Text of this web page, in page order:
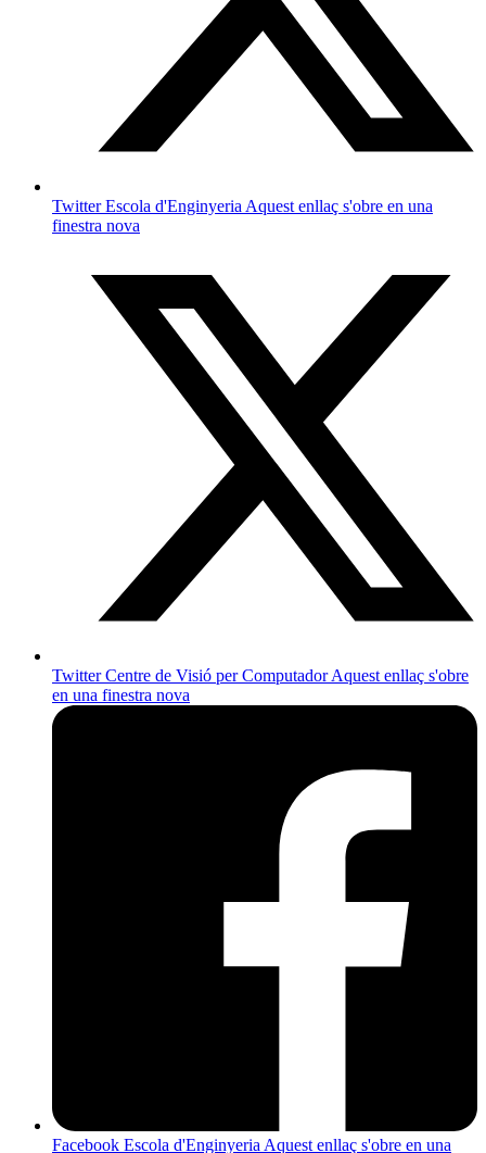
Twitter Escola d'Enginyeria Aquest enllaç s'obre en una
finestra nova
Twitter Centre de Visió per ComputadorAquest enllaç s'obre
en una finestra nova
Facebook Escola d'Enginyeria Aquest enllaç s'obre en una